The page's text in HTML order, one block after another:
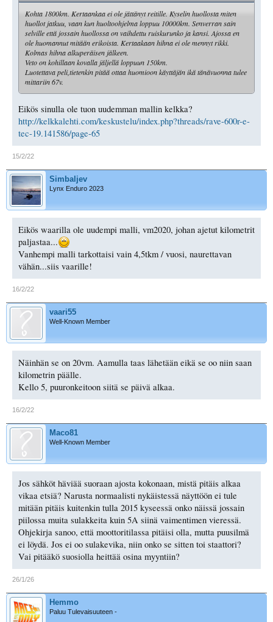
Kohta 1800km. Kertaankaa ei ole jättänyt reitille. Kyselin huollosta miten
huollot jatkuu, vaan kun huoltoohjelma loppuu 10000km. Senverran sain
selville että jossain huollossa on vaihdettu ruiskurunko ja kansi. Ajossa en
ole huomannut mitään erikoista. Kertaakaan hihna ei ole mennyt rikki.
Kolmas hihna alkuperäisen jälkeen.
Veto on kohillaan kovalla jäljellä loppuun 150km.
Luotettava peli,tietenkin pitää ottaa huomioon käyttäjän ikä tänävuonna tulee
mittariin 67v.
Eikös sinulla ole tuon uudemman mallin kelkka?
http://kelkkalehti.com/keskustelu/index.php?threads/rave-600r-e-
tec-19.141586/page-65
15/2/22
Simbaljev
Lynx Enduro 2023
Eikös waarilla ole uudempi malli, vm2020, johan ajetut kilometrit
paljastaa...
Vanhempi malli tarkottaisi vain 4,5tkm / vuosi, naurettavan
vähän...siis vaarille!
16/2/22
vaari55
Well-Known Member
Näinhän se on 20vm. Aamulla taas lähetään eikä se oo niin saan
kilometrin päälle.
Kello 5, puuronkeitoon siitä se päivä alkaa.
16/2/22
Maco81
Well-Known Member
Jos sähköt häviää suoraan ajosta kokonaan, mistä pitäis alkaa
vikaa etsiä? Narusta normaalisti nykäistessä näyttöön ei tule
mitään pitäis kuitenkin tulla 2015 kyseessä onko näissä jossain
piilossa muita sulakkeita kuin 5A siinä vaimentimen vieressä.
Ohjekirja sanoo, että moottoritilassa pitäisi olla, mutta puusilmä
ei löydä. Jos ei oo sulakevika, niin onko se sitten toi staattori?
Vai pitääkö suosiolla heittää osina myyntiin?
26/1/26
Hemmo
Paluu Tulevaisuuteen -